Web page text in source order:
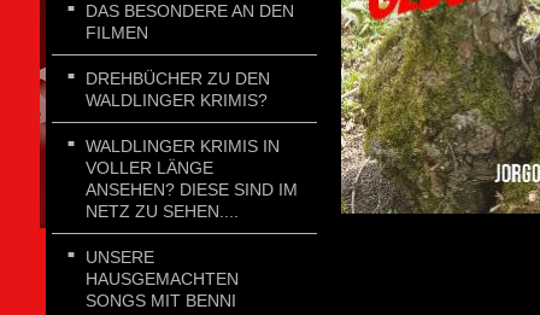
DAS BESONDERE AN DEN
FILMEN
DREHBÜCHER ZU DEN
WALDLINGER KRIMIS?
WALDLINGER KRIMIS IN
VOLLER LÄNGE
ANSEHEN? DIESE SIND IM
NETZ ZU SEHEN....
UNSERE
HAUSGEMACHTEN
SONGS MIT BENNI